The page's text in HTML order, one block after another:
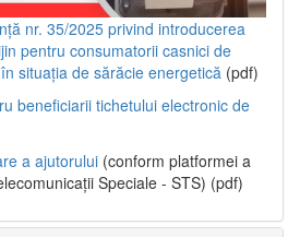
nr. 35/2025 privind introducerea
pentru consumatorii casnici de
situația de sărăcie energetică (pdf)
beneficiarii tichetului electronic de
a ajutorului (conform platformei a
Speciale - STS) (pdf)